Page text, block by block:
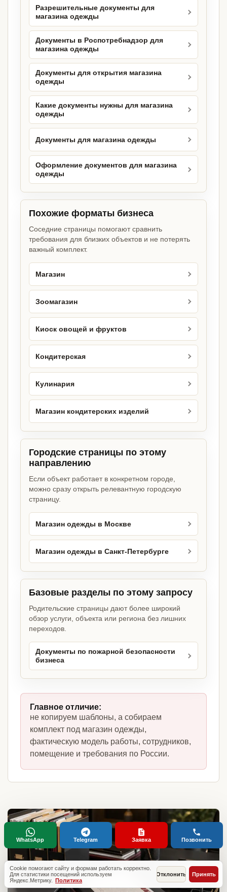
Разрешительные документы для
магазина одежды
Документы в Роспотребнадзор для
магазина одежды
Документы для открытия магазина
одежды
Какие документы нужны для магазина
одежды
Документы для магазина одежды
Оформление документов для магазина
одежды
Похожие форматы бизнеса
Соседние страницы помогают сравнить
требования для близких объектов и не потерять
важный комплект.
Магазин
Зоомагазин
Киоск овощей и фруктов
Кондитерская
Кулинария
Магазин кондитерских изделий
Городские страницы по этому
направлению
Если объект работает в конкретном городе,
можно сразу открыть релевантную городскую
страницу.
Магазин одежды в Москве
Магазин одежды в Санкт-Петербурге
Базовые разделы по этому запросу
Родительские страницы дают более широкий
обзор услуги, объекта или региона без лишних
переходов.
Документы по пожарной безопасности
бизнеса
Главное отличие:
не копируем шаблоны, а собираем
комплект под магазин одежды,
фактическую модель работы, сотрудников,
помещение и требования по России.
Cookie помогают сайту и формам работать корректно.
Для статистики посещений используем
Яндекс.Метрику. Политика
Отклонить Принять
WhatsApp Telegram Заявка Позвонить